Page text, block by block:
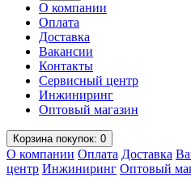
О компании
Оплата
Доставка
Вакансии
Контакты
Сервисный центр
Инжиниринг
Оптовый магазин
Корзинапокупок: 0
О компании Оплата Доставка
центр Инжиниринг Оптовый